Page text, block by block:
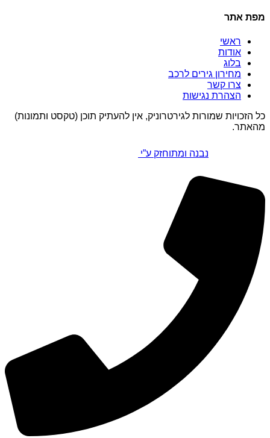
מפת אתר
ראשי
אודות
בלוג
מחירון גירים לרכב
צרו קשר
הצהרת נגישות
כל הזכויות שמורות לגירטרוניק, אין להעתיק תוכן (טקסט ותמונות)
מהאתר.
נבנה ומתוחזק ע”י